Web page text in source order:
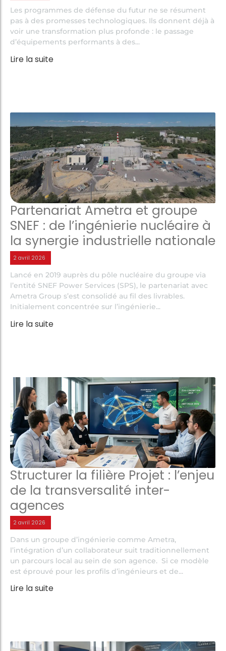
Les programmes de défense du futur ne se résument
pas à des promesses technologiques. Ils donnent déjà à
voir une transformation plus profonde : le passage
d’équipements performants à des...
Lire la suite
Partenariat Ametra et groupe
SNEF : de l’ingénierie nucléaire à
la synergie industrielle nationale
2 avril 2026
Lancé en 2019 auprès du pôle nucléaire du groupe via
l’entité SNEF Power Services (SPS), le partenariat avec
Ametra Group s’est consolidé au fil des livrables.
Initialement concentrée sur l’ingénierie...
Lire la suite
Structurer la filière Projet : l’enjeu
de la transversalité inter-
agences
2 avril 2026
Dans un groupe d’ingénierie comme Ametra,
l’intégration d’un collaborateur suit traditionnellement
un parcours local au sein de son agence. Si ce modèle
est éprouvé pour les profils d’ingénieurs et de...
Lire la suite